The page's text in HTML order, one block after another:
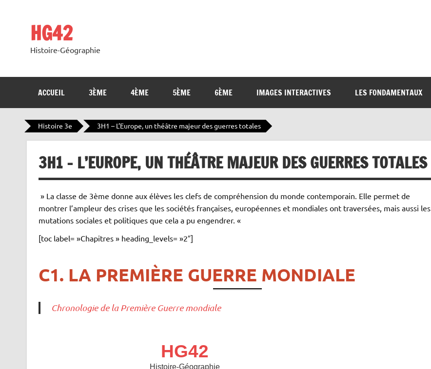
HG42
Histoire-Géographie
ACCUEIL 3ÈME 4ÈME 5ÈME 6ÈME IMAGES INTERACTIVES LES FONDAMENTAUX
Histoire 3e 3H1 – L’Europe, un théâtre majeur des guerres totales
3H1 – L’EUROPE, UN THÉÂTRE MAJEUR DES GUERRES TOTALES
» La classe de 3ème donne aux élèves les clefs de compréhension du monde contemporain. Elle permet de
montrer l’ampleur des crises que les sociétés françaises, européennes et mondiales ont traversées, mais aussi les
mutations sociales et politiques que cela a pu engendrer. «
[toc label= »Chapitres » heading_levels= »2″]
C1. LA PREMIÈRE GUERRE MONDIALE
Chronologie de la Première Guerre mondiale